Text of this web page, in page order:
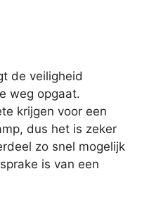
de veiligheid
weg opgaat.
krijgen voor een
dus het is zeker
zo snel mogelijk
is van een